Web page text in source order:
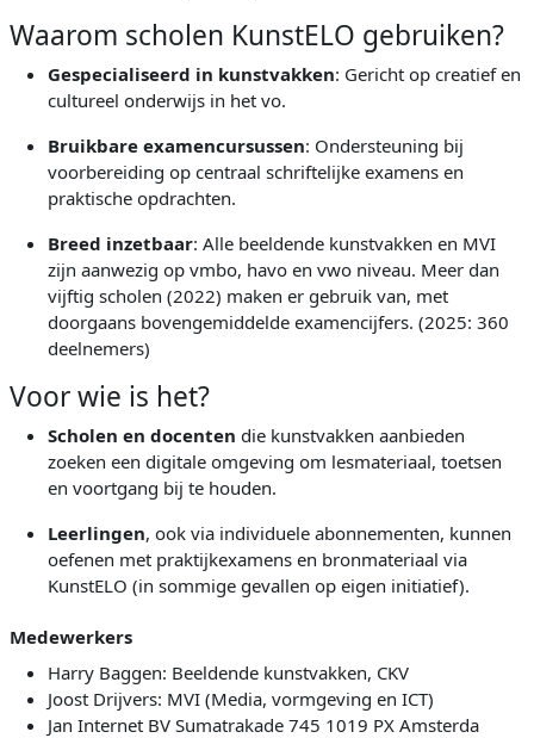
Waarom scholen KunstELO gebruiken?
Gespecialiseerd in kunstvakken: Gericht op creatief en
cultureel onderwijs in het vo.
Bruikbare examencursussen: Ondersteuning bij
voorbereiding op centraal schriftelijke examens en
praktische opdrachten.
Breed inzetbaar: Alle beeldende kunstvakken en MVI
zijn aanwezig op vmbo, havo en vwo niveau. Meer dan
vijftig scholen (2022) maken er gebruik van, met
doorgaans bovengemiddelde examencijfers. (2025: 360
deelnemers)
Voor wie is het?
Scholen en docenten die kunstvakken aanbieden
zoeken een digitale omgeving om lesmateriaal, toetsen
en voortgang bij te houden.
Leerlingen, ook via individuele abonnementen, kunnen
oefenen met praktijkexamens en bronmateriaal via
KunstELO (in sommige gevallen op eigen initiatief).
Medewerkers
Harry Baggen: Beeldende kunstvakken, CKV
Joost Drijvers: MVI (Media, vormgeving en ICT)
Jan Internet BV Sumatrakade 745 1019 PX Amsterda